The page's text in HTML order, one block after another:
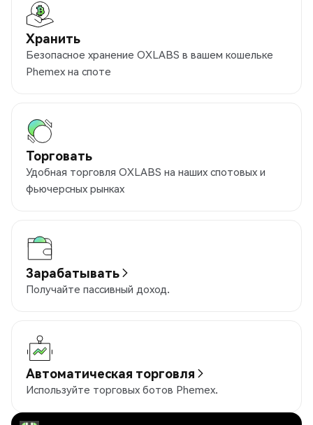
Хранить
Безопасное хранение OXLABS в вашем кошельке
Phemex на споте
Торговать
Удобная торговля OXLABS на наших спотовых и
фьючерсных рынках
Зарабатывать
Получайте пассивный доход.
Автоматическая торговля
Используйте торговых ботов Phemex.